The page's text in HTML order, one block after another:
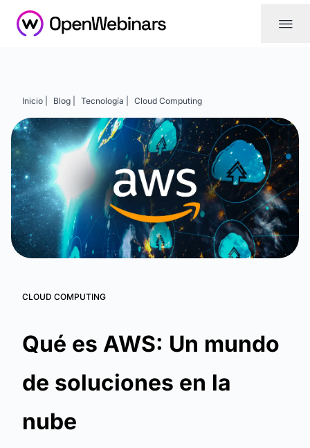
|||
Inicio | Blog | Tecnología | Cloud Computing
CLOUD COMPUTING
Qué es AWS: Un mundo
de soluciones en la
nube